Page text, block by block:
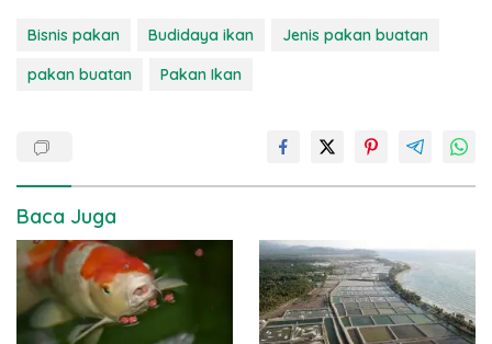
Bisnis pakan Budidaya ikan
Jenis pakan buatan
pakan buatan
Pakan Ikan
Baca Juga